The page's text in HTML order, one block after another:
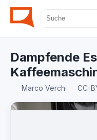
Dampfende
Marco Verch· CC-